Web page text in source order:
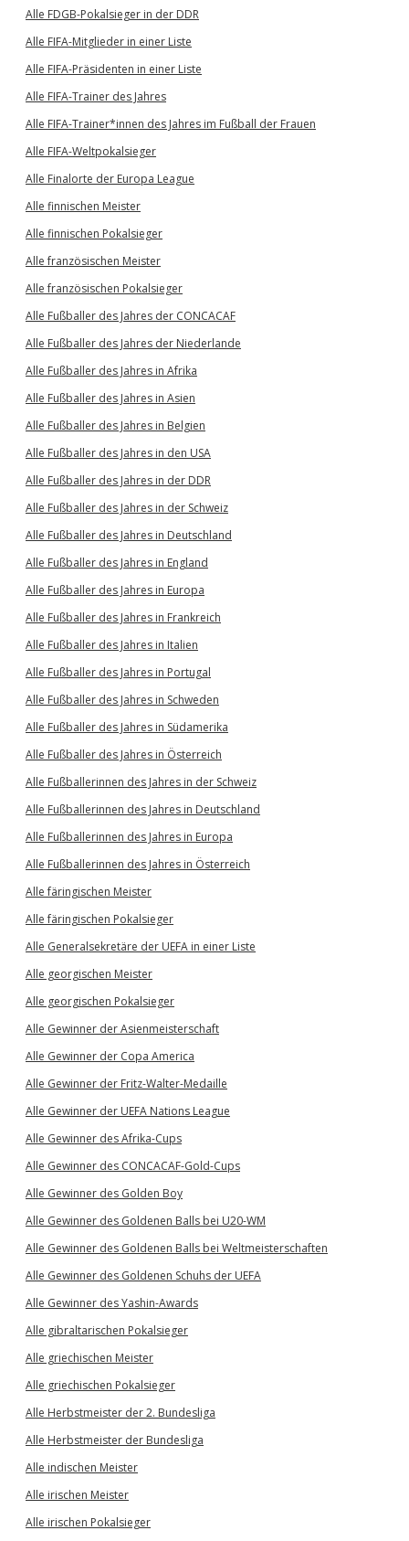
Alle FDGB-Pokalsieger in der DDR
Alle FIFA-Mitglieder in einer Liste
Alle FIFA-Präsidenten in einer Liste
Alle FIFA-Trainer des Jahres
Alle FIFA-Trainer*innen des Jahres im Fußball der Frauen
Alle FIFA-Weltpokalsieger
Alle Finalorte der Europa League
Alle finnischen Meister
Alle finnischen Pokalsieger
Alle französischen Meister
Alle französischen Pokalsieger
Alle Fußballer des Jahres der CONCACAF
Alle Fußballer des Jahres der Niederlande
Alle Fußballer des Jahres in Afrika
Alle Fußballer des Jahres in Asien
Alle Fußballer des Jahres in Belgien
Alle Fußballer des Jahres in den USA
Alle Fußballer des Jahres in der DDR
Alle Fußballer des Jahres in der Schweiz
Alle Fußballer des Jahres in Deutschland
Alle Fußballer des Jahres in England
Alle Fußballer des Jahres in Europa
Alle Fußballer des Jahres in Frankreich
Alle Fußballer des Jahres in Italien
Alle Fußballer des Jahres in Portugal
Alle Fußballer des Jahres in Schweden
Alle Fußballer des Jahres in Südamerika
Alle Fußballer des Jahres in Österreich
Alle Fußballerinnen des Jahres in der Schweiz
Alle Fußballerinnen des Jahres in Deutschland
Alle Fußballerinnen des Jahres in Europa
Alle Fußballerinnen des Jahres in Österreich
Alle färingischen Meister
Alle färingischen Pokalsieger
Alle Generalsekretäre der UEFA in einer Liste
Alle georgischen Meister
Alle georgischen Pokalsieger
Alle Gewinner der Asienmeisterschaft
Alle Gewinner der Copa America
Alle Gewinner der Fritz-Walter-Medaille
Alle Gewinner der UEFA Nations League
Alle Gewinner des Afrika-Cups
Alle Gewinner des CONCACAF-Gold-Cups
Alle Gewinner des Golden Boy
Alle Gewinner des Goldenen Balls bei U20-WM
Alle Gewinner des Goldenen Balls bei Weltmeisterschaften
Alle Gewinner des Goldenen Schuhs der UEFA
Alle Gewinner des Yashin-Awards
Alle gibraltarischen Pokalsieger
Alle griechischen Meister
Alle griechischen Pokalsieger
Alle Herbstmeister der 2. Bundesliga
Alle Herbstmeister der Bundesliga
Alle indischen Meister
Alle irischen Meister
Alle irischen Pokalsieger